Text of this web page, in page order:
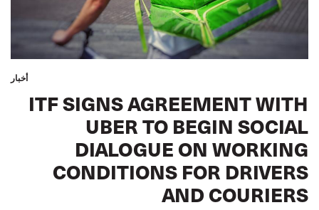
أخبار
ITF SIGNS AGREEMENT WITH
UBER TO BEGIN SOCIAL
DIALOGUE ON WORKING
CONDITIONS FOR DRIVERS
AND COURIERS